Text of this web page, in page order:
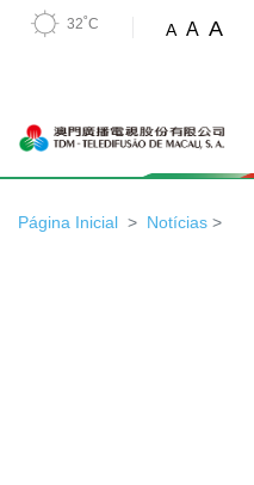
32˚C A A A
Página Inicial Notícias >